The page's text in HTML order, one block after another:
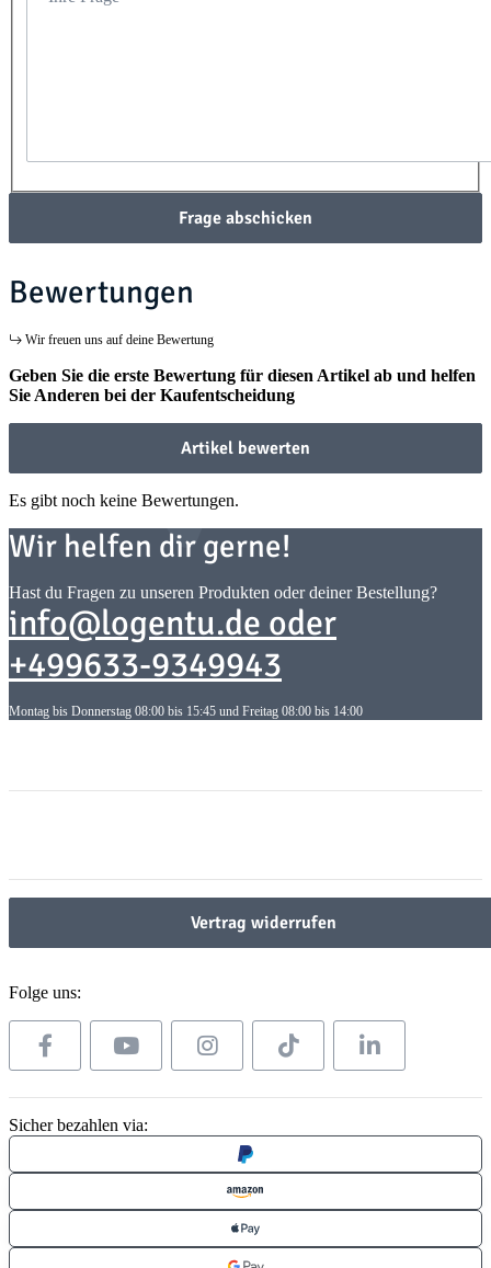
Frage abschicken
Bewertungen
Wir freuen uns auf deine Bewertung
Geben Sie die erste Bewertung für diesen Artikel ab und helfen
Sie Anderen bei der Kaufentscheidung
Artikel bewerten
Es gibt noch keine Bewertungen.
Wir helfen dir gerne!
Hast du Fragen zu unseren Produkten oder deiner Bestellung?
info@logentu.de oder
+499633-9349943
Montag bis Donnerstag 08:00 bis 15:45 und Freitag 08:00 bis 14:00
Vertrag widerrufen
Folge uns:
Sicher bezahlen via: